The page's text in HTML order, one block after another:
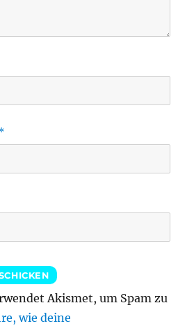
*
Akismet, um Spam zu
wie deine